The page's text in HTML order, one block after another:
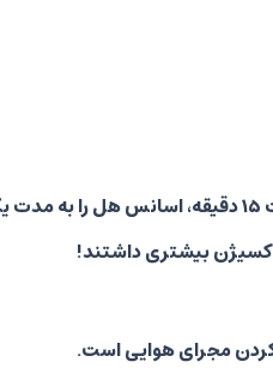
در یک مطالعه از گروهی از شرکت کنندگان خواسته شد تا قبل از راه رفتن روی تردمیل به مدت 15
بیشتری داشتند!
مجرای هوایی است.